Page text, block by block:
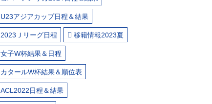
U23アジアカップ日程＆結果
2023Ｊリーグ日程 移籍情報2023夏
女子W杯結果＆日程
カタールW杯結果＆順位表
ACL2022日程＆結果